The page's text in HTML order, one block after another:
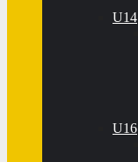
U14
U16